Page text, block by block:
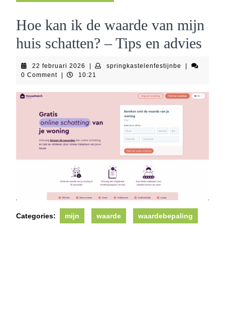
Hoe kan ik de waarde van mijn
huis schatten? – Tips en advies
22 februari 2026 22
februari
springkastelenfestijnbe
0 Comment
10:21
Categories: mijn waarde waardebepaling